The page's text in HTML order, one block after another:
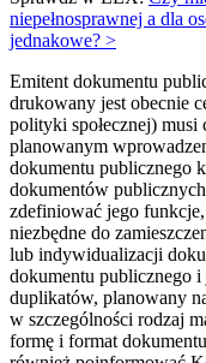
niepełnosprawnej a dla
jednakowe? >
Emitent dokumentu
drukowany jest obecnie
polityki społecznej) musi
planowanym
dokumentu publicznego
dokumentów
zdefiniować jego
niezbędne do
lub indywidualizacji
dokumentu publicznego
duplikatów, planowany
w szczególności rodzaj
formę i format